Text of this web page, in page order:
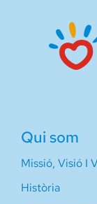
Qui som
Missió, Visió I
Història